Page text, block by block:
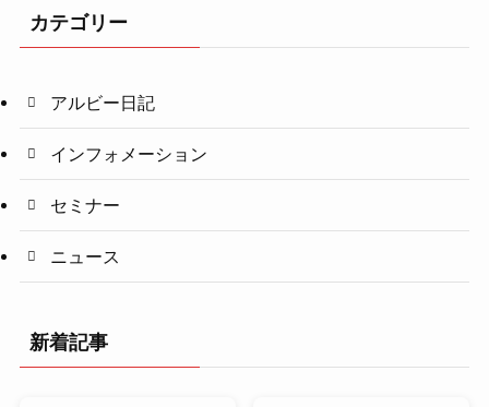
カテゴリー
アルビー日記
インフォメーション
セミナー
ニュース
新着記事